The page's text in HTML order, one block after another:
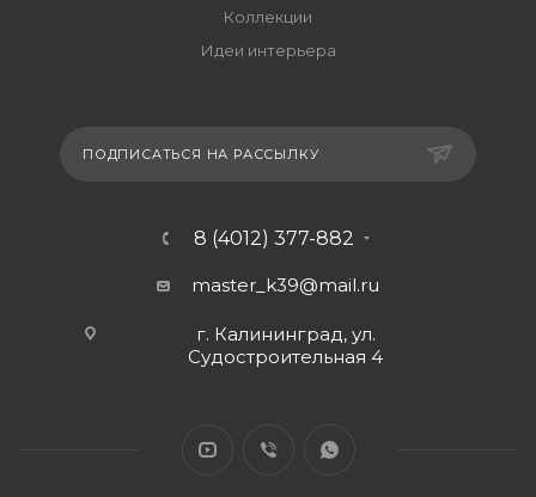
Коллекции
Идеи интерьера
ПОДПИСАТЬСЯ НА РАССЫЛКУ
8 (4012) 377-882
master_k39@mail.ru
г. Калининград, ул.
Судостроительная 4